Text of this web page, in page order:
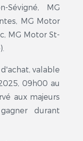
Sévigné, MG
MG Motor
MG Motor St-
valable
09h00 au
aux majeurs
durant